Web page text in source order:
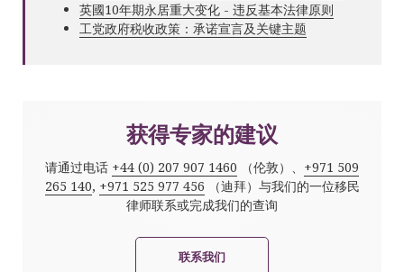
英國10年期永居重大变化 - 违反基本法律原则
工党政府税收政策：承诺宣言及关键主题
获得专家的建议
请通过电话 +44 (0) 207 907 1460 （伦敦）、 +971 509
265 140, +971 525 977 456 （迪拜）与我们的一位移民
律师联系或完成我们的查询
联系我们